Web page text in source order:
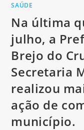
SAÚDE
Na última
julho, a
Brejo do
Secretaria
realizou
ação de
município.